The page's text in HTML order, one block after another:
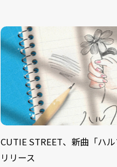
CUTIE STREET、新曲「ハ
リリース